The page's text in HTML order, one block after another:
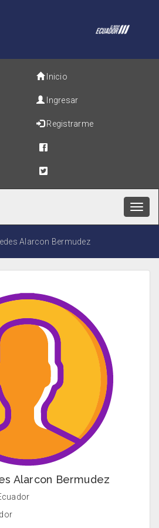
Inicio
Ingresar
Registrarme
Alarcon Bermudez
Alarcon Bermudez